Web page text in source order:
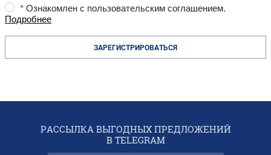
* Ознакомлен с пользовательским соглашением.
Подробнее
РАССЫЛКА ВЫГОДНЫХ ПРЕДЛОЖЕНИЙ
В TELEGRAM